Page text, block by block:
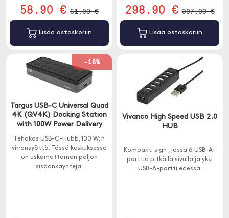
58.90 € 61.90 €
Lisää ostoskoriin
298.90 € 397.90 €
Lisää ostoskoriin
-16%
Targus USB-C Universal Quad
4K (QV4K) Docking Station
with 100W Power Delivery
Tehokas USB-C-Hubb, 100 W: n
virransyöttö. Tässä keskuksessa
on uskomattoman paljon
sisäänkäyntejä.
Vivanco High Speed USB 2.0
HUB
Kompakti sign , jossa 6 USB-A-
porttia pitkällä sivulla ja yksi
USB-A-portti edessä.